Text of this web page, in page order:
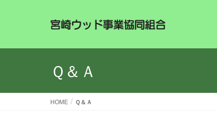
Ｑ＆Ａ
HOME Ｑ＆Ａ